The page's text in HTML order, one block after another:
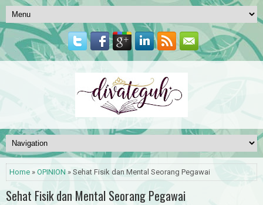
Home » OPINION » Sehat Fisik dan Mental Seorang Pegawai
Sehat Fisik dan Mental Seorang Pegawai